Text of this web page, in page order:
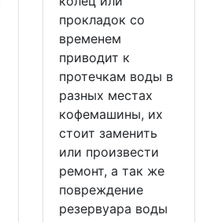
прокладок со
временем
приводит к
протечкам воды в
разных местах
кофемашины, их
стоит заменить
или произвести
ремонт, а так же
повреждение
резервуара воды